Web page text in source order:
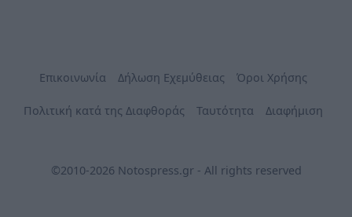
Επικοινωνία Δήλωση Εχεμύθειας Όροι Χρήσης
Πολιτική κατά της Διαφθοράς Ταυτότητα Διαφήμιση
©2010-2026 Notospress.gr - All rights reserved